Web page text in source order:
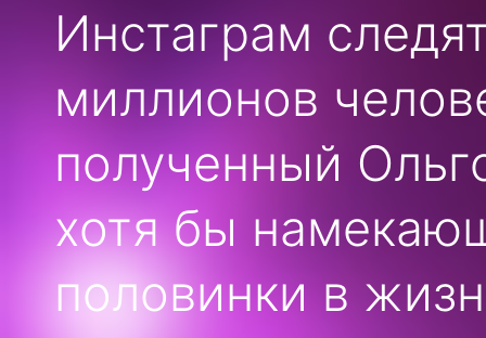
Инстаграм
миллионов
полученный
хотя бы
половинки в